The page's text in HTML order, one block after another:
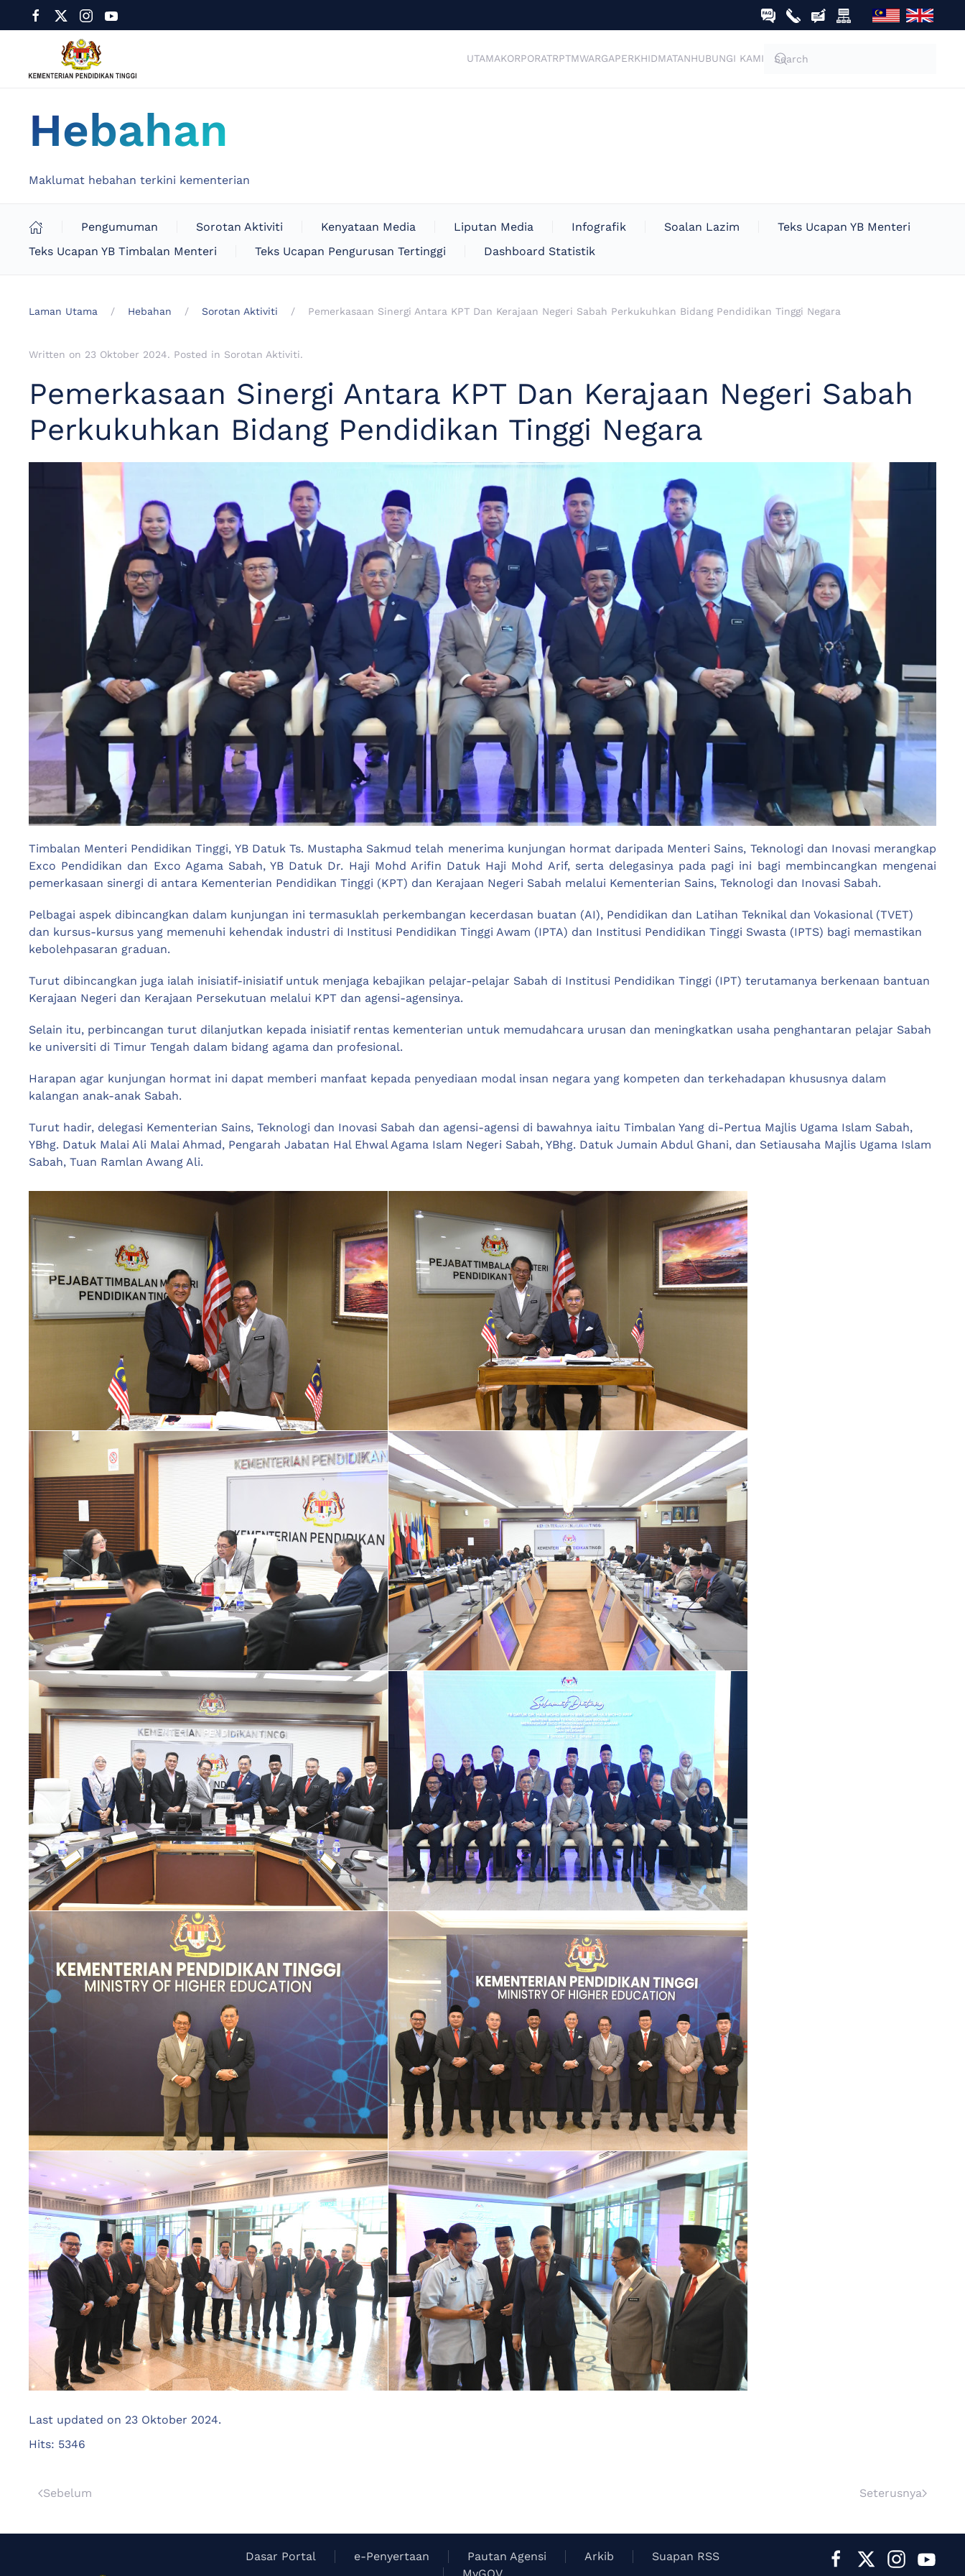
UTAMAKORPORATRPTMWARGAPERKHIDMATANHUBUNGI KAMI
Hebahan
Maklumat hebahan terkini kementerian
Pengumuman Sorotan Aktiviti Kenyataan Media Liputan Media Infografik Soalan Lazim
Teks Ucapan YB Menteri
Teks Ucapan YB Timbalan Menteri
Teks Ucapan Pengurusan Tertinggi Dashboard Statistik
Laman Utama Hebahan Sorotan Aktiviti Pemerkasaan Sinergi Antara KPT Dan Kerajaan Negeri Sabah Perkukuhkan Bidang Pendidikan Tinggi Negara
Written on 23 Oktober 2024. Posted in Sorotan Aktiviti.
Pemerkasaan Sinergi Antara KPT Dan Kerajaan Negeri Sabah
Perkukuhkan Bidang Pendidikan Tinggi Negara
Timbalan Menteri Pendidikan Tinggi, YB Datuk Ts. Mustapha Sakmud telah menerima kunjungan hormat daripada Menteri Sains, Teknologi dan Inovasi merangkap
Exco Pendidikan dan Exco Agama Sabah, YB Datuk Dr. Haji Mohd Arifin Datuk Haji Mohd Arif, serta delegasinya pada pagi ini bagi membincangkan mengenai
pemerkasaan sinergi di antara Kementerian Pendidikan Tinggi (KPT) dan Kerajaan Negeri Sabah melalui Kementerian Sains, Teknologi dan Inovasi Sabah.
Pelbagai aspek dibincangkan dalam kunjungan ini termasuklah perkembangan kecerdasan buatan (AI), Pendidikan dan Latihan Teknikal dan Vokasional (TVET)
dan kursus-kursus yang memenuhi kehendak industri di Institusi Pendidikan Tinggi Awam (IPTA) dan Institusi Pendidikan Tinggi Swasta (IPTS) bagi memastikan
kebolehpasaran graduan.
Turut dibincangkan juga ialah inisiatif-inisiatif untuk menjaga kebajikan pelajar-pelajar Sabah di Institusi Pendidikan Tinggi (IPT) terutamanya berkenaan bantuan
Kerajaan Negeri dan Kerajaan Persekutuan melalui KPT dan agensi-agensinya.
Selain itu, perbincangan turut dilanjutkan kepada inisiatif rentas kementerian untuk memudahcara urusan dan meningkatkan usaha penghantaran pelajar Sabah
ke universiti di Timur Tengah dalam bidang agama dan profesional.
Harapan agar kunjungan hormat ini dapat memberi manfaat kepada penyediaan modal insan negara yang kompeten dan terkehadapan khususnya dalam
kalangan anak-anak Sabah.
Turut hadir, delegasi Kementerian Sains, Teknologi dan Inovasi Sabah dan agensi-agensi di bawahnya iaitu Timbalan Yang di-Pertua Majlis Ugama Islam Sabah,
YBhg. Datuk Malai Ali Malai Ahmad, Pengarah Jabatan Hal Ehwal Agama Islam Negeri Sabah, YBhg. Datuk Jumain Abdul Ghani, dan Setiausaha Majlis Ugama Islam
Sabah, Tuan Ramlan Awang Ali.
Last updated on 23 Oktober 2024.
Hits: 5346
Sebelum Seterusnya
Dasar Portal e-Penyertaan Pautan Agensi Arkib
Suapan RSS